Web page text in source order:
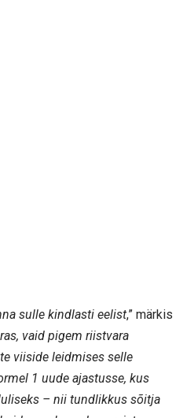
sulle kindlasti eelist,” märkis
vaid pigem riistvara
viiside leidmises selle
1 uude ajastusse, kus
– nii tundlikkus sõitja